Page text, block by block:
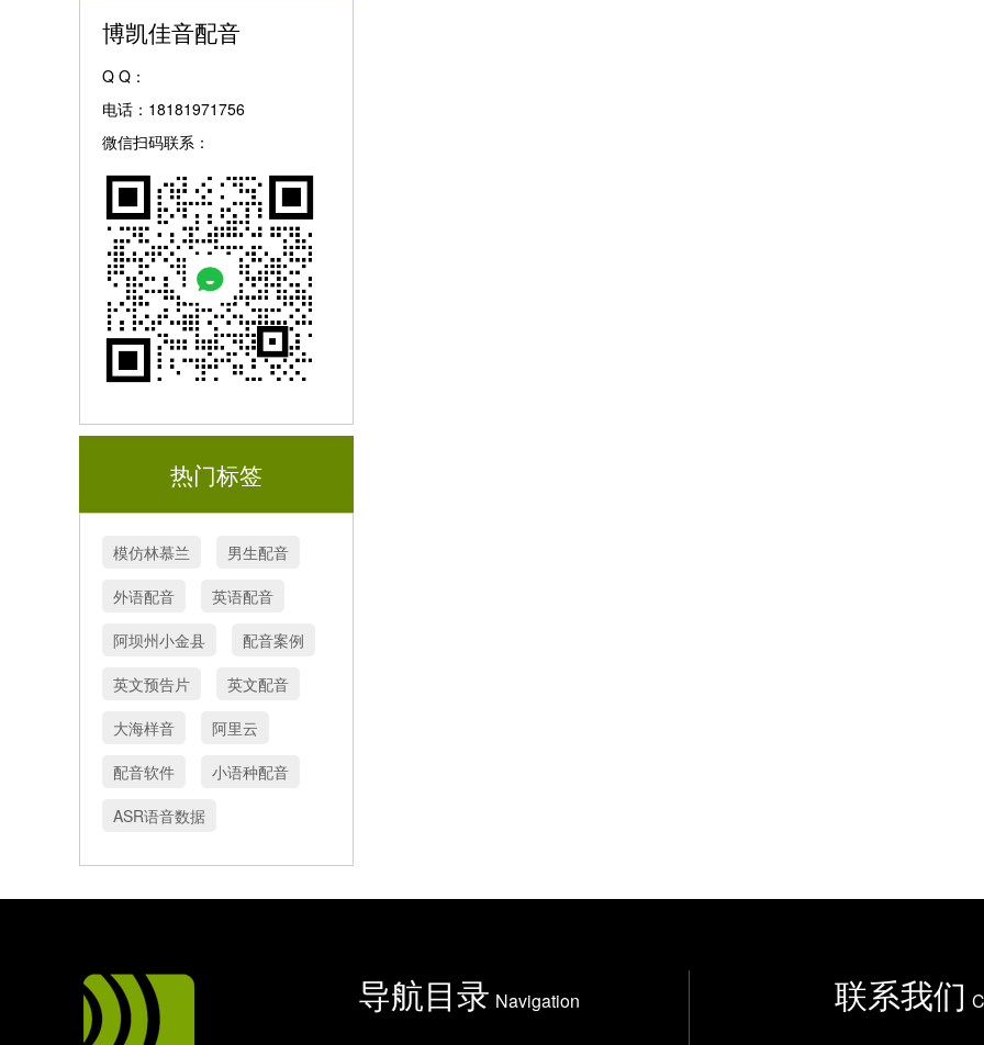
博凯佳音配音
Q Q：
电话：18181971756
微信扫码联系：
热门标签
模仿林慕兰
男生配音
外语配音
英语配音
阿坝州小金县
配音案例
英文预告片
英文配音
大海样音
阿里云
配音软件
小语种配音
ASR语音数据
导航目录 Navigation 联系我们